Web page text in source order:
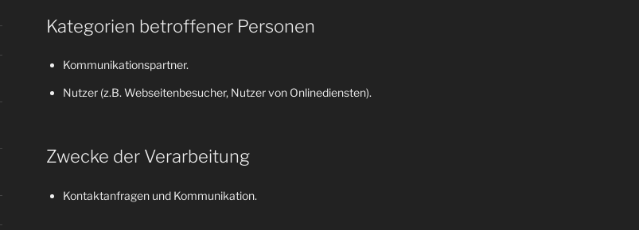
Kategorien betroffener Personen
Kommunikationspartner.
Nutzer (z.B. Webseitenbesucher, Nutzer von Onlinediensten).
Zwecke der Verarbeitung
Kontaktanfragen und Kommunikation.